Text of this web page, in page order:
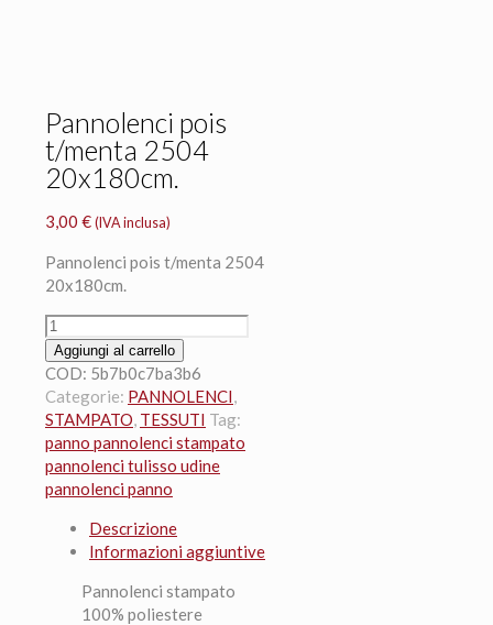
Pannolenci pois
t/menta 2504
20x180cm.
3,00 € (IVA inclusa)
Pannolenci pois t/menta 2504
20x180cm.
Pannolenci
pois
t/menta
2504
20x180cm.
quantità
Aggiungi al carrello
COD: 5b7b0c7ba3b6
Categorie: PANNOLENCI,
STAMPATO, TESSUTI Tag:
panno pannolenci stampato
pannolenci tulisso udine
pannolenci panno
Descrizione
Informazioni aggiuntive
Pannolenci stampato
100% poliestere